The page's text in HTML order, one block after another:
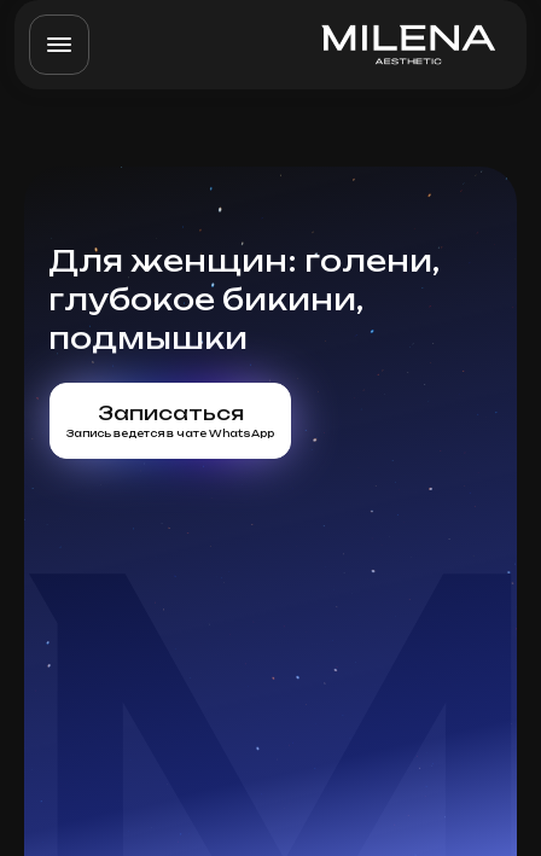
Для женщин: голени,
глубокое бикини,
подмышки
Записаться
Запись ведется в чате WhatsApp